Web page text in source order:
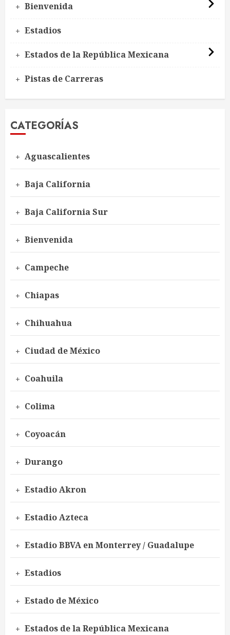
Bienvenida
Estadios
Estados de la República Mexicana
Pistas de Carreras
CATEGORÍAS
Aguascalientes
Baja California
Baja California Sur
Bienvenida
Campeche
Chiapas
Chihuahua
Ciudad de México
Coahuila
Colima
Coyoacán
Durango
Estadio Akron
Estadio Azteca
Estadio BBVA en Monterrey / Guadalupe
Estadios
Estado de México
Estados de la República Mexicana